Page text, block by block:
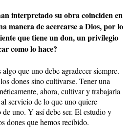
interpretado su obra coinciden en
manera de acercarse a Dios, por lo
que tiene un don, un privilegio
como lo hace?
que uno debe agradecer siempre.
dones sino cultivarse. Tener una
ahora, cultivar y trabajarla
servicio de lo que uno quiere
de uno. Y así debe ser. El estudio y
dones que hemos recibido.